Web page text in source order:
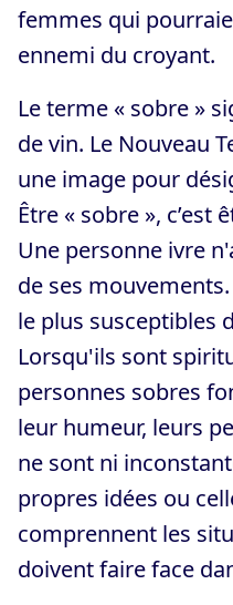
femmes qui
ennemi du croyant.
Le terme « sobre »
de vin. Le Nouveau
une image pour
Être « sobre »,
Une personne ivre
de ses
le plus susceptibles
Lorsqu'ils sont
personnes sobres
leur humeur, leurs
ne sont ni
propres idées ou
comprennent les
doivent faire face